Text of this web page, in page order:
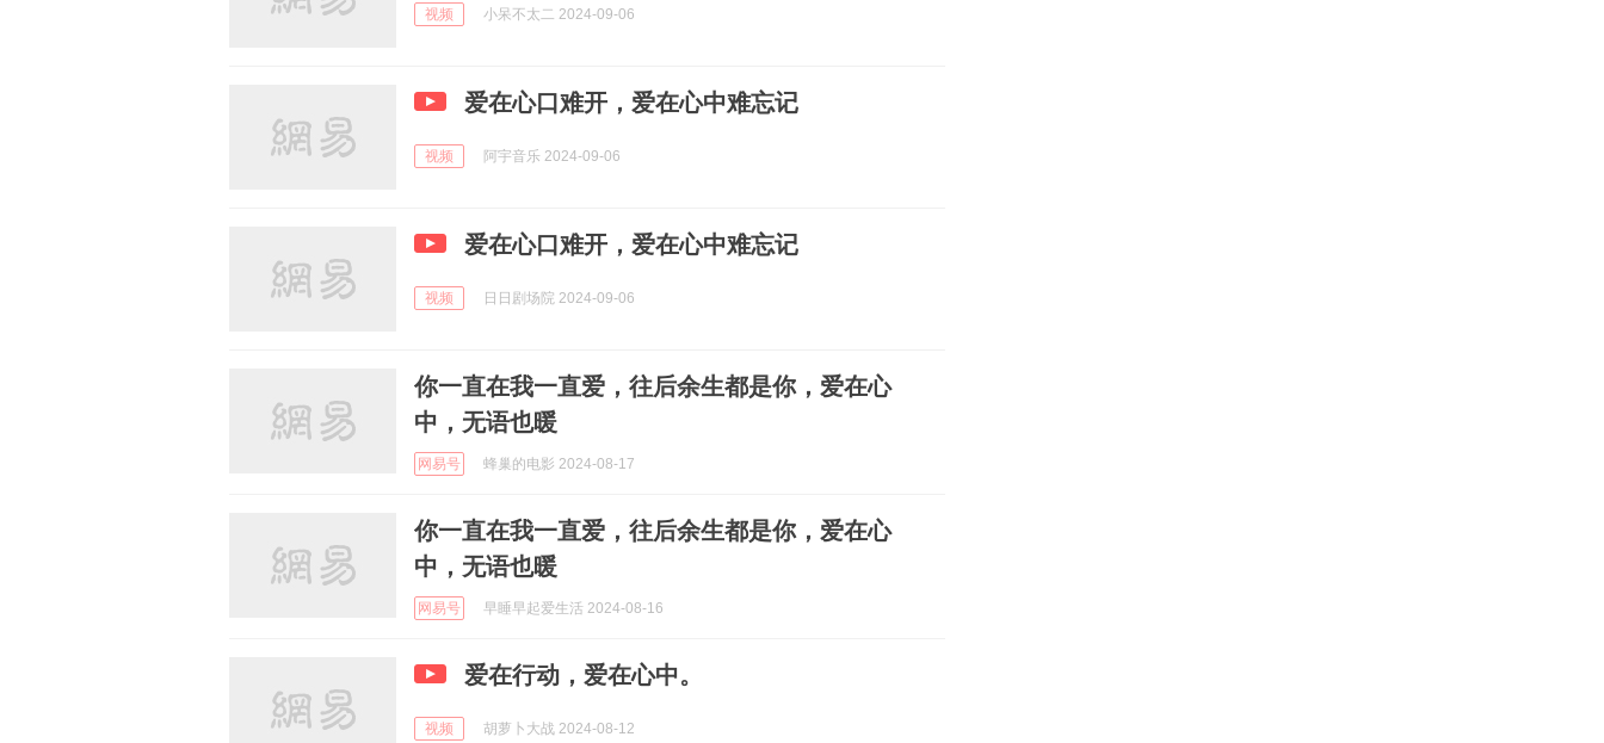
视频 小呆不太二 2024-09-06
爱在心口难开，爱在心中难忘记
视频 阿宇音乐 2024-09-06
爱在心口难开，爱在心中难忘记
视频 日日剧场院 2024-09-06
你一直在我一直爱，往后余生都是你，爱在心
中，无语也暖
网易号 蜂巢的电影 2024-08-17
你一直在我一直爱，往后余生都是你，爱在心
中，无语也暖
网易号 早睡早起爱生活 2024-08-16
爱在行动，爱在心中。
视频 胡萝卜大战 2024-08-12